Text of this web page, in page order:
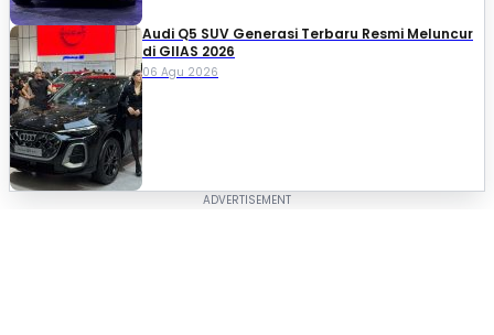
Audi Q5 SUV Generasi Terbaru Resmi Meluncur
di GIIAS 2026
06 Agu 2026